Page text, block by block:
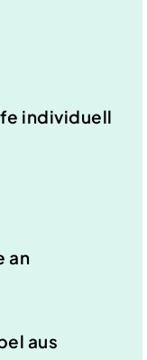
individuell
an
aus